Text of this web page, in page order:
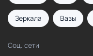
Зеркала Вазы
Соц. сети